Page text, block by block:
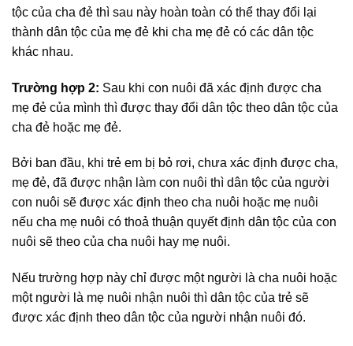
tộc của cha đẻ thì sau này hoàn toàn có thể thay đổi lại
thành dân tộc của mẹ đẻ khi cha mẹ đẻ có các dân tộc
khác nhau.
Trường hợp 2: Sau khi con nuôi đã xác định được cha
mẹ đẻ của mình thì được thay đổi dân tộc theo dân tộc của
cha đẻ hoặc mẹ đẻ.
Bởi ban đầu, khi trẻ em bị bỏ rơi, chưa xác định được cha,
mẹ đẻ, đã được nhận làm con nuôi thì dân tộc của người
con nuôi sẽ được xác định theo cha nuôi hoặc mẹ nuôi
nếu cha mẹ nuôi có thoả thuận quyết định dân tộc của con
nuôi sẽ theo của cha nuôi hay mẹ nuôi.
Nếu trường hợp này chỉ được một người là cha nuôi hoặc
một người là mẹ nuôi nhận nuôi thì dân tộc của trẻ sẽ
được xác định theo dân tộc của người nhận nuôi đó.